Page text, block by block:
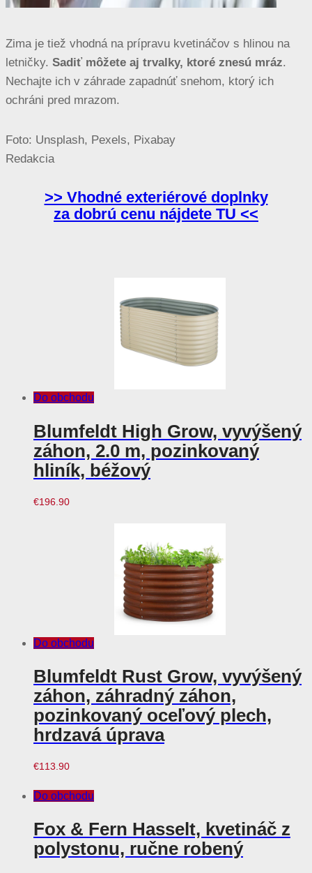
Zima je tiež vhodná na prípravu kvetináčov s hlinou na
letničky. Sadiť môžete aj trvalky, ktoré znesú mráz.
Nechajte ich v záhrade zapadnúť snehom, ktorý ich
ochráni pred mrazom.
Foto: Unsplash, Pexels, Pixabay
Redakcia
>> Vhodné exteriérové doplnky
za dobrú cenu nájdete TU <<
Do obchodu
Blumfeldt High Grow, vyvýšený
záhon, 2.0 m, pozinkovaný
hliník, béžový
€196.90
Do obchodu
Blumfeldt Rust Grow, vyvýšený
záhon, záhradný záhon,
pozinkovaný oceľový plech,
hrdzavá úprava
€113.90
Do obchodu
Fox & Fern Hasselt, kvetináč z
polystonu, ručne robený